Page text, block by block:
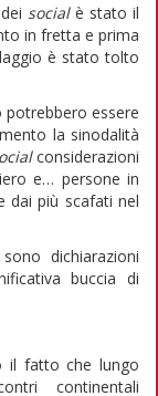
socialè stato il
in fretta e prima
è stato tolto
essere
la sinodalità
considerazioni
e… persone in
dai più scafati nel
dichiarazioni
buccia di
il fatto che lungo
continentali